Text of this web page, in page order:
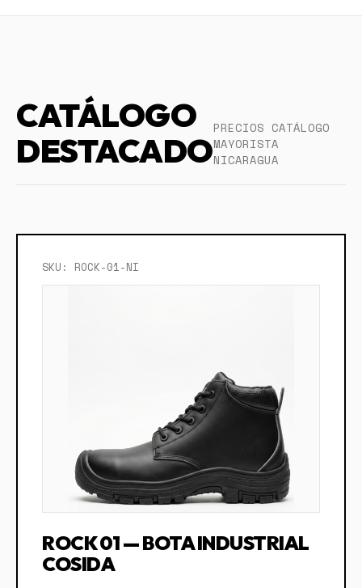
CATÁLOGO
DESTACADO
PRECIOS CATÁLOGO
MAYORISTA
NICARAGUA
SKU: ROCK-01-NI
ROCK 01 — BOTA INDUSTRIAL
COSIDA